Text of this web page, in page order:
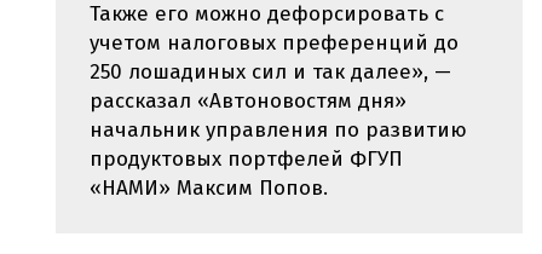
Также его можно дефорсировать с
учетом налоговых преференций до
250 лошадиных сил и так далее», —
рассказал «Автоновостям дня»
начальник управления по развитию
продуктовых портфелей ФГУП
«НАМИ» Максим Попов.